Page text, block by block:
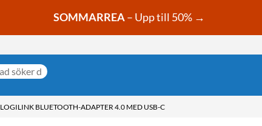
SOMMARREA– Upp till 50% →
LOGILINK BLUETOOTH-ADAPTER 4.0 MED USB-C